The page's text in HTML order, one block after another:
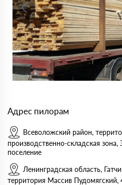
Адрес пилорам
Всеволожский район,
производственно-складская зона,
поселение
Ленинградская область,
территория Массив Пудомягский,